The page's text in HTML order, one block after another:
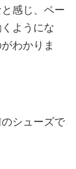
感じ、ペー
ようにな
わかりま
シューズで